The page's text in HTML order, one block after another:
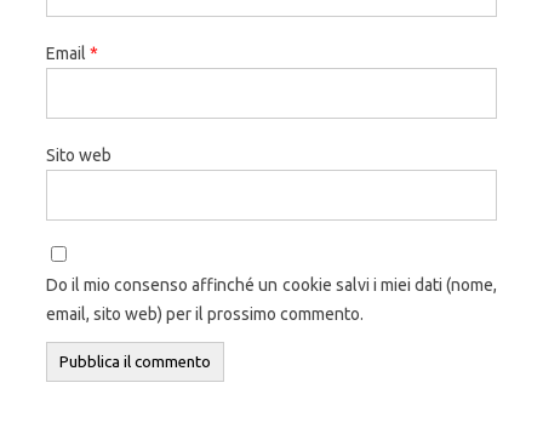
Email *
Sito web
Do il mio consenso affinché un cookie salvi i miei dati (nome,
email, sito web) per il prossimo commento.